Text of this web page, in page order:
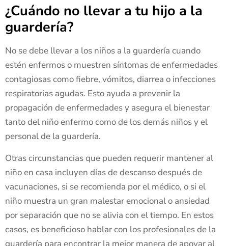
¿Cuándo no llevar a tu hijo a la
guardería?
No se debe llevar a los niños a la guardería cuando
estén enfermos o muestren síntomas de enfermedades
contagiosas como fiebre, vómitos, diarrea o infecciones
respiratorias agudas. Esto ayuda a prevenir la
propagación de enfermedades y asegura el bienestar
tanto del niño enfermo como de los demás niños y el
personal de la guardería.
Otras circunstancias que pueden requerir mantener al
niño en casa incluyen días de descanso después de
vacunaciones, si se recomienda por el médico, o si el
niño muestra un gran malestar emocional o ansiedad
por separación que no se alivia con el tiempo. En estos
casos, es beneficioso hablar con los profesionales de la
guardería para encontrar la mejor manera de apoyar al